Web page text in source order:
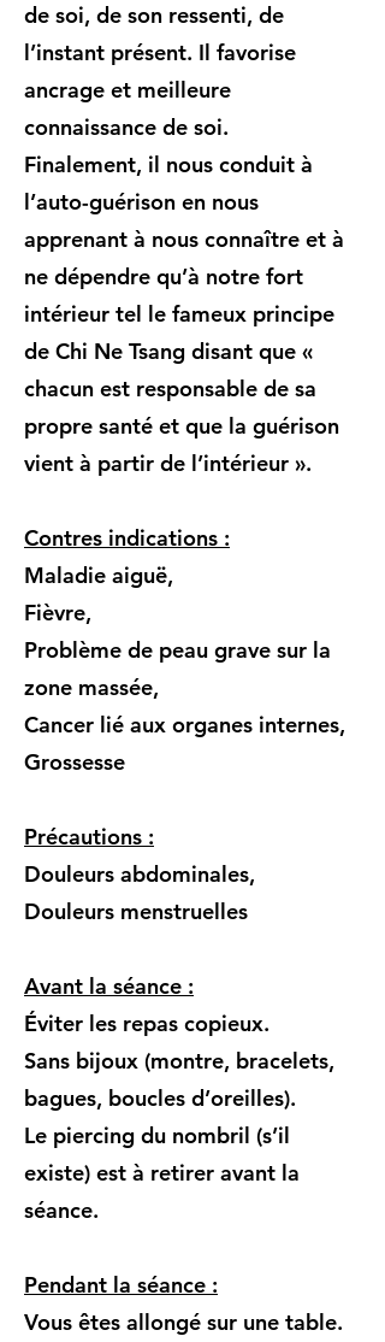
de soi, de son ressenti, de
l’instant présent. Il favorise
ancrage et meilleure
connaissance de soi.
Finalement, il nous conduit à
l’auto-guérison en nous
apprenant à nous connaître et à
ne dépendre qu’à notre fort
intérieur tel le fameux principe
de Chi Ne Tsang disant que «
chacun est responsable de sa
propre santé et que la guérison
vient à partir de l’intérieur ».
Contres indications :
Maladie aiguë,
Fièvre,
Problème de peau grave sur la
zone massée,
Cancer lié aux organes internes,
Grossesse
Précautions :
Douleurs abdominales,
Douleurs menstruelles
Avant la séance :
Éviter les repas copieux.
Sans bijoux (montre, bracelets,
bagues, boucles d’oreilles).
Le piercing du nombril (s’il
existe) est à retirer avant la
séance.
Pendant la séance :
Vous êtes allongé sur une table.